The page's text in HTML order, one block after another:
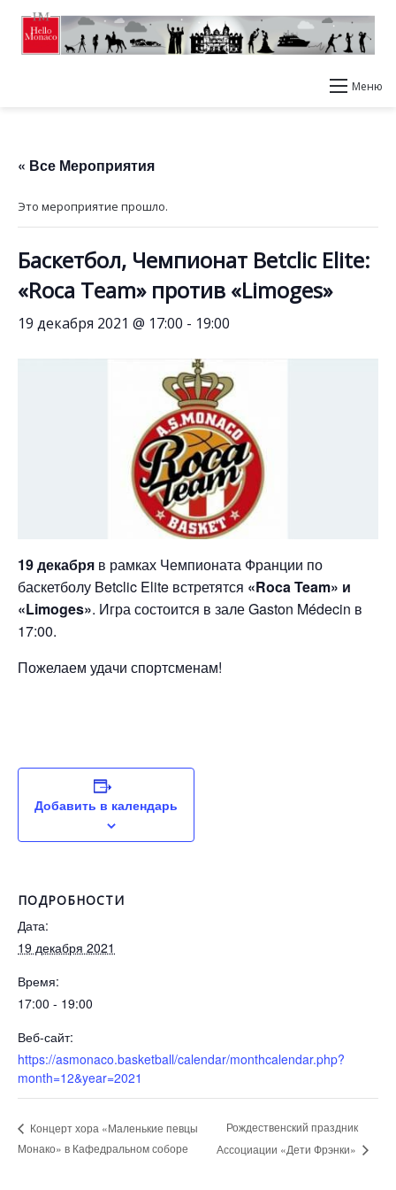
Меню
« Все Мероприятия
Это мероприятие прошло.
Баскетбол, Чемпионат Betclic Elite:
«Roca Team» против «Limoges»
19 декабря 2021 @ 17:00 - 19:00
19 декабря в рамках Чемпионата Франции по
баскетболу Betclic Elite встретятся «Roca Team» и
«Limoges». Игра состоится в зале Gaston Médecin в
17:00.
Пожелаем удачи спортсменам!
Добавить в календарь
ПОДРОБНОСТИ
Дата:
19 декабря 2021
Время:
17:00 - 19:00
Веб-сайт:
https://asmonaco.basketball/calendar/monthcalendar.php?
month=12&year=2021
Концерт хора «Маленькие певцы
Монако» в Кафедральном соборе
Рождественский праздник
Ассоциации «Дети Фрэнки»